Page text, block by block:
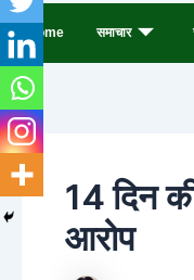
Home समाचार
14 दिन
आरोप